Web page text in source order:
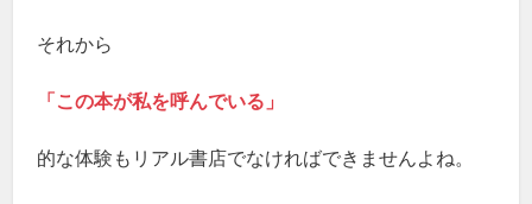
それから
「この本が私を呼んでいる」
的な体験もリアル書店でなければできませんよね。